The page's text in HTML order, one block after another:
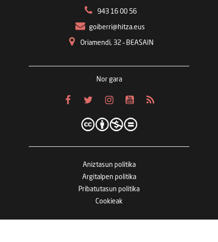
943 16 00 56
goiberri@hitza.eus
Oriamendi, 32 – BEASAIN
Nor gara
Aniztasun politika
Argitalpen politika
Pribatutasun politika
Cookieak